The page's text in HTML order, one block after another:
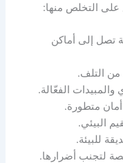
التخلص منها:
تصل إلى أماكن
من التلف.
والمبيدات الفعّالة.
متطورة.
البيئي.
للبيئة.
لتجنب أضرارها.